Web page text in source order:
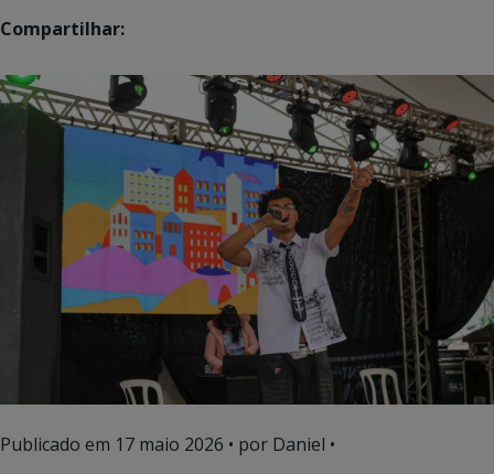
Compartilhar:
Publicado em 17 maio 2026 • por Daniel •